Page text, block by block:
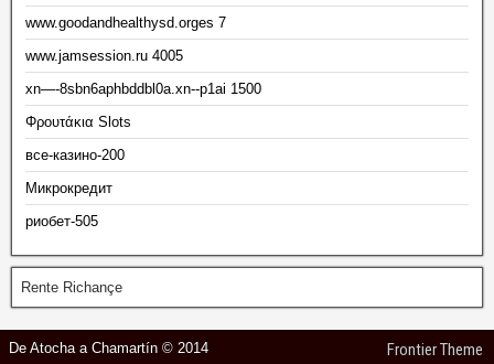
www.goodandhealthysd.orges 7
www.jamsession.ru 4005
xn—-8sbn6aphbddbl0a.xn--p1ai 1500
Φρουτάκια Slots
все-казино-200
Микрокредит
риобет-505
Rente Richançe
De Atocha a Chamartín © 2014 Frontier Theme